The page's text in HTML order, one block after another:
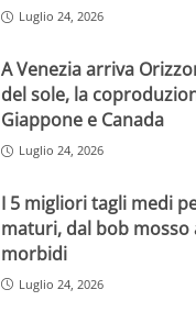
Luglio 24, 2026
A Venezia arriva
del sole, la
Giappone e Canada
Luglio 24, 2026
I 5 migliori tagli medi
maturi, dal bob mosso
morbidi
Luglio 24, 2026